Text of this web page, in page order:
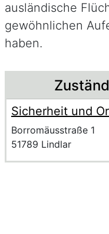
ausländische
gewöhnlichen
haben.
Name der
Sicherheit und
Anschrift der
Strasse und
Borromäusstraße 1
PLZ und Ort
51789 Lindlar